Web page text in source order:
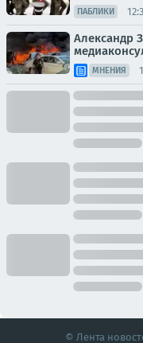
ПАБЛИКИ
Александр
МНЕНИЯ
© Лента